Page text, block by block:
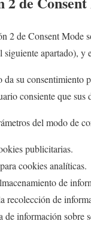
2 de Consent Mode
siguiente apartado), y
da su consentimiento
consiente que
del modo de
publicitarias.
cookies analíticas.
de
recolección de
de información sobre